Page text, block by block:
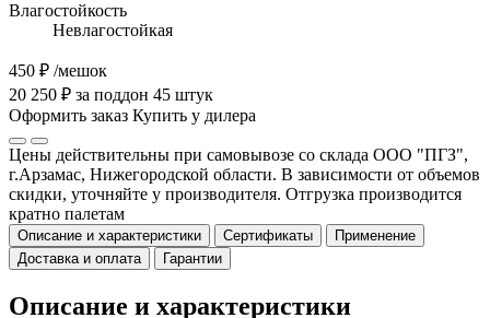
Влагостойкость
Невлагостойкая
450 ₽ /мешок
20 250 ₽ за поддон 45 штук
Оформить заказ Купить у дилера
Цены действительны при самовывозе со склада ООО "ПГЗ",
г.Арзамас, Нижегородской области. В зависимости от объемов
скидки, уточняйте у производителя. Отгрузка производится
кратно палетам
Описание и характеристики Сертификаты
Применение
Доставка и оплата
Гарантии
Описание и характеристики